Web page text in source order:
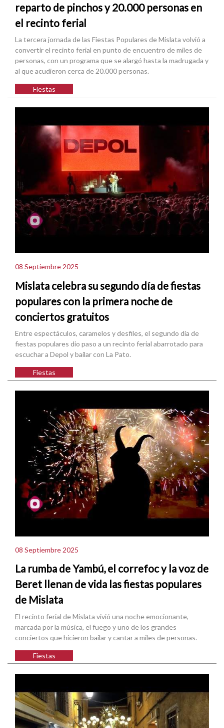
reparto de pinchos y 20.000 personas en
el recinto ferial
La tercera jornada de las Fiestas Populares de Mislata volvió a
convertir el recinto ferial en punto de encuentro de miles de
personas, con un programa que se alargó hasta la madrugada y
al que acudieron cerca de 20.000 personas.
Fiestas
08 Septiembre 2025
Mislata celebra su segundo día de fiestas
populares con la primera noche de
conciertos gratuitos
Entre espectáculos, caramelos y desfiles, el segundo día de
fiestas populares dio paso a un recinto ferial abarrotado para
escuchar a Depol y bailar con La Pato.
Fiestas
08 Septiembre 2025
La rumba de Yambú, el correfoc y la voz de
Beret llenan de vida las fiestas populares
de Mislata
El recinto ferial de Mislata vivió una noche emocionante,
marcada por la música, el fuego y uno de los grandes
conciertos que hicieron bailar y cantar a miles de personas.
Fiestas